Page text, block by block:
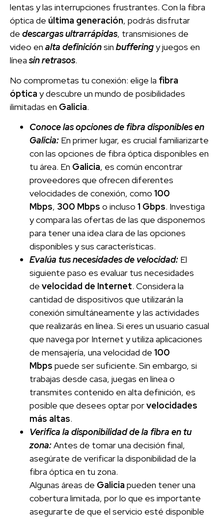
lentas y las interrupciones frustrantes. Con la fibra
óptica de última generación, podrás disfrutar
de descargas ultrarrápidas, transmisiones de
video en alta definiciónsin bufferingy juegos en
línea sin retrasos.
No comprometas tu conexión: elige la fibra
óptica y descubre un mundo de posibilidades
ilimitadas en Galicia.
Conoce las opciones de fibra disponibles en
Galicia: En primer lugar, es crucial familiarizarte
con las opciones de fibra óptica disponibles en
tu área. En Galicia, es común encontrar
proveedores que ofrecen diferentes
velocidades de conexión, como 100
Mbps, 300 Mbps o incluso 1 Gbps. Investiga
y compara las ofertas de las que disponemos
para tener una idea clara de las opciones
disponibles y sus características.
Evalúa tus necesidades de velocidad: El
siguiente paso es evaluar tus necesidades
de velocidad de Internet. Considera la
cantidad de dispositivos que utilizarán la
conexión simultáneamente y las actividades
que realizarás en línea. Si eres un usuario casual
que navega por Internet y utiliza aplicaciones
de mensajería, una velocidad de 100
Mbps puede ser suficiente. Sin embargo, si
trabajas desde casa, juegas en línea o
transmites contenido en alta definición, es
posible que desees optar porvelocidades
más altas.
Verifica la disponibilidad de la fibra en tu
zona:Antes de tomar una decisión final,
asegúrate de verificar la disponibilidad de la
fibra óptica en tu zona.
Algunas áreas de Galicia pueden tener una
cobertura limitada, por lo que es importante
asegurarte de que el servicio esté disponible